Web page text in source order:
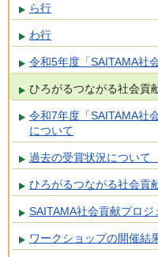
ら行
わ行
令和5年度「SAITAMA社
ひろがるつながる社会貢
令和7年度「SAITAMA社
について
過去の受賞状況について
ひろがるつながる社会貢
SAITAMA社会貢献プロジ
ワークショップの開催結